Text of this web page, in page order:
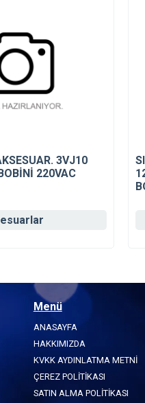
3VJ10
220VAC
Menü
ANASAYFA
HAKKIMIZDA
KVKK AYDINLATMA METNİ
ÇEREZ POLİTİKASI
SATIN ALMA POLİTİKASI